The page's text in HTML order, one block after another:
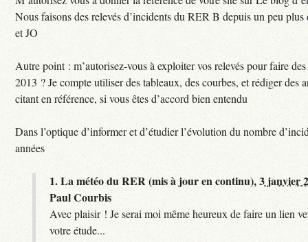
Nous faisons des relevés d’incidents du RER B depuis un peu
et JO
Autre point : m’autorisez-vous à exploiter vos relevés pour faire
2013 ? Je compte utiliser des tableaux, des courbes, et rédiger des
citant en référence, si vous êtes d’accord bien entendu
Dans l’optique d’informer et d’étudier l’évolution du nombre
années
1.La météo du RER (mis à jour en continu),3 janvier
Paul Courbis
Avec plaisir ! Je serai moi même heureux de faire un lien
votre étude...